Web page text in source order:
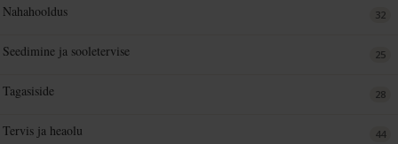
Nahahooldus 32
Seedimine ja sooletervise 25
Tagasiside 28
Tervis ja heaolu 44